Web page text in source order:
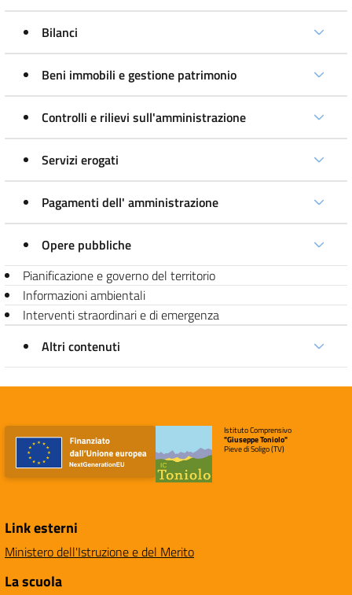
Bilanci
Beni immobili e gestione patrimonio
Controlli e rilievi sull'amministrazione
Servizi erogati
Pagamenti dell' amministrazione
Opere pubbliche
Pianificazione e governo del territorio
Informazioni ambientali
Interventi straordinari e di emergenza
Altri contenuti
Istituto Comprensivo
"Giuseppe Toniolo"
Pieve di Soligo (TV)
Link esterni
Ministero dell'Istruzione e del Merito
La scuola